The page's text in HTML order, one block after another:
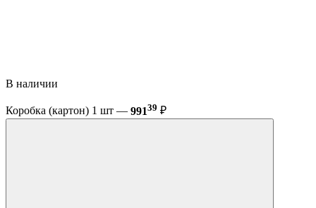
В наличии
Коробка (картон) 1 шт — 99139 ₽